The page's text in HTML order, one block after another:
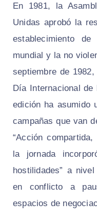
En 1981, la
Unidas aprobó la
establecimiento
mundial y la no
septiembre de
Día Internacional
edición ha asumido
campañas que van
“Acción
la jornada
hostilidades” a
en conflicto a
espacios de